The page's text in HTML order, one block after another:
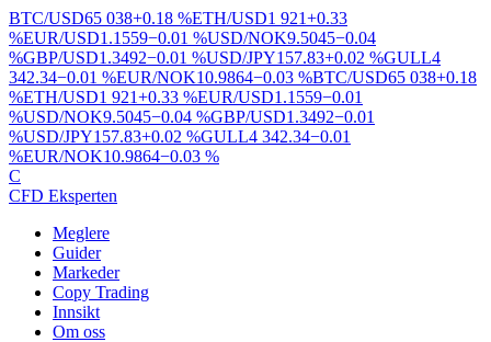
BTC/USD65 038+0.18 %ETH/USD1 921+0.33
%EUR/USD1.1559−0.01 %USD/NOK9.5045−0.04
%GBP/USD1.3492−0.01 %USD/JPY157.83+0.02 %GULL4
342.34−0.01 %EUR/NOK10.9864−0.03 %BTC/USD65 038+0.18
%ETH/USD1 921+0.33 %EUR/USD1.1559−0.01
%USD/NOK9.5045−0.04 %GBP/USD1.3492−0.01
%USD/JPY157.83+0.02 %GULL4 342.34−0.01
%EUR/NOK10.9864−0.03 %
C
CFD Eksperten
Meglere
Guider
Markeder
Copy Trading
Innsikt
Om oss